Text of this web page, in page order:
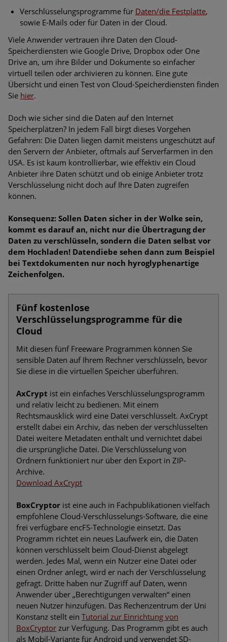
Verschlüsselungsprogramme für Daten/die Festplatte,
sowie E-Mails oder für Daten in der Cloud.
Viele Anwender vertrauen ihre Daten den Cloud-
Speicherdiensten wie Google Drive, Dropbox oder One
Drive an, um ihre Bilder und Dokumente so einfacher
virtuell teilen oder archivieren zu können. Eine gute
Übersicht und einen Test von Cloud-Speicherdiensten finden
Sie hier.
Doch wie sicher sind die Daten auf den Internet
Speicherplätzen? In jedem Fall birgt dieses Vorgehen
Gefahren: Die Daten liegen damit meistens ungeschützt auf
den Servern der Anbieter, oftmals auf Serverfarmen in den
USA. Es ist kaum kontrollierbar, wie effektiv ein Cloud
Anbieter ihre Daten schützt und ob einige Anbieter trotz
Verschlüsselung nicht doch auf Ihre Daten zugreifen
können.
Konsequenz: Sollen Daten sicher in der Wolke sein,
kommt es darauf an, nicht nur die Übertragung der
Daten zu verschlüsseln, sondern die Daten selbst vor
dem Hochladen! Datendiebe sehen dann zum Beispiel
bei Textdokumenten nur noch hyroglyphenartige
Zeichenfolgen.
Fünf kostenlose
Verschlüsselungsprogramme für die
Cloud
Mit diesen fünf Freeware Programmen können Sie
sensible Daten auf Ihrem Rechner verschlüsseln, bevor
Sie diese in die virtuellen Speicher überführen.
AxCrypt ist ein einfaches Verschlüsselungsprogramm
und relativ leicht zu bedienen. Mit einem
Rechtsmausklick wird eine Datei verschlüsselt. AxCrypt
erstellt dabei ein Archiv, das neben der verschlüsselten
Datei weitere Metadaten enthält und vernichtet dabei
die ursprüngliche Datei. Die Verschlüsselung von
Ordnern funktioniert nur über den Export in ZIP-
Archive.
Download AxCrypt
BoxCryptor ist eine auch in Fachpublikationen vielfach
empfohlene Cloud-Verschlüsselungs-Software, die eine
frei verfügbare encFS-Technologie einsetzt. Das
Programm richtet ein neues Laufwerk ein, die Daten
können verschlüsselt beim Cloud-Dienst abgelegt
werden. Jedes Mal, wenn ein Nutzer eine Datei oder
einen Ordner anlegt, wird er nach der Verschlüsselung
gefragt. Dritte haben nur Zugriff auf Daten, wenn
Anwender über „Berechtigungen verwalten“ einen
neuen Nutzer hinzufügen. Das Rechenzentrum der Uni
Konstanz stellt einTutorial zur Einrichtung von
BoxCryptor zur Verfügung. Das Programm gibt es auch
als Mobil-Variante für Android und verwendet SD-